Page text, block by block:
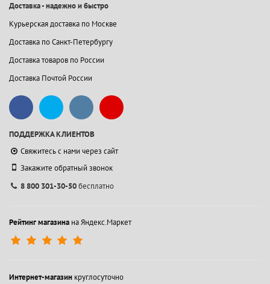
Доставка - надежно и быстро
Курьерская доставка по Москве
Доставка по Санкт-Петербургу
Доставка товаров по России
Доставка Почтой России
ПОДДЕРЖКА КЛИЕНТОВ
Свяжитесь с нами через сайт
Закажите обратный звонок
8 800 301-30-50бесплатно
Рейтинг магазина на Яндекс.Маркет
Интернет-магазин круглосуточно